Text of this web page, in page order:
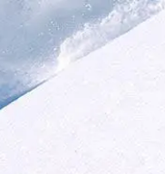
Registrering